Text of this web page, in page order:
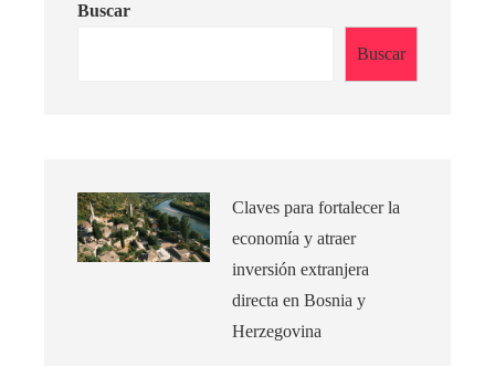
Buscar
Buscar
Claves para fortalecer la
economía y atraer
inversión extranjera
directa en Bosnia y
Herzegovina